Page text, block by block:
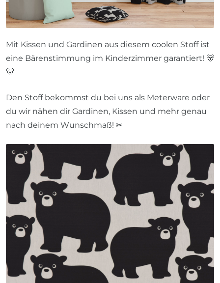
Mit Kissen und Gardinen aus diesem coolen Stoff ist
eine Bärenstimmung im Kinderzimmer garantiert! 🐻
🐻
Den Stoff bekommst du bei uns als Meterware oder
du wir nähen dir Gardinen, Kissen und mehr genau
nach deinem Wunschmaß! ✂